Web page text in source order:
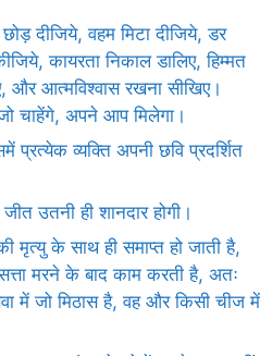
दीजिये, वहम मिटा दीजिये, डर
कायरता निकाल डालिए, हिम्मत
और आत्मविश्वास रखना सीखिए।
चाहेंगे, अपने आप मिलेगा।
प्रत्येक व्यक्ति अपनी छवि प्रदर्शित
उतनी ही शानदार होगी।
मृत्यु के साथ ही समाप्त हो जाती है,
मरने के बाद काम करती है, अतः
में जो मिठास है, वह और किसी चीज में